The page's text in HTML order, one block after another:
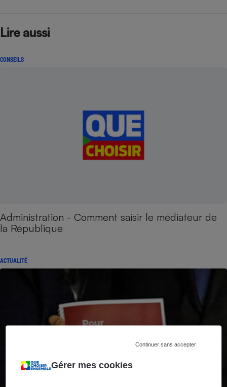
Gérer mes cookies
Continuer sans accepter
Lire aussi
CONSEILS
Administration - Comment saisir le médiateur de
la République
ACTUALITÉ